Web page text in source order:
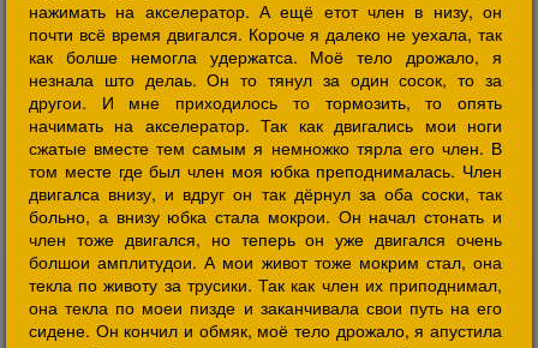
нажимать на акселератор. А ещё етот член в низу, он
почти всё время двигался. Короче я далеко не уехала, так
как болше немогла удержатса. Моё тело дрожало, я
незнала што делаь. Он то тянул за один сосок, то за
другои. И мне приходилось то тормозить, то опять
начимать на акселератор. Так как двигались мои ноги
сжатые вместе тем самым я немножко тярла его член. В
том месте где был член моя юбка преподнималась. Член
двигалса внизу, и вдруг он так дёрнул за оба соски, так
больно, а внизу юбка стала мокрои. Он начал стонать и
член тоже двигался, но теперь он уже двигался очень
болшои амплитудои. А мои живот тоже мокрим стал, она
текла по животу за трусики. Так как член их приподнимал,
она текла по моеи пизде и заканчивала свои путь на его
сидене. Он кончил и обмяк, моё тело дрожало, я апустила